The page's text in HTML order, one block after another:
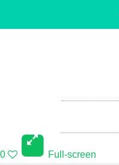
0 Full-screen